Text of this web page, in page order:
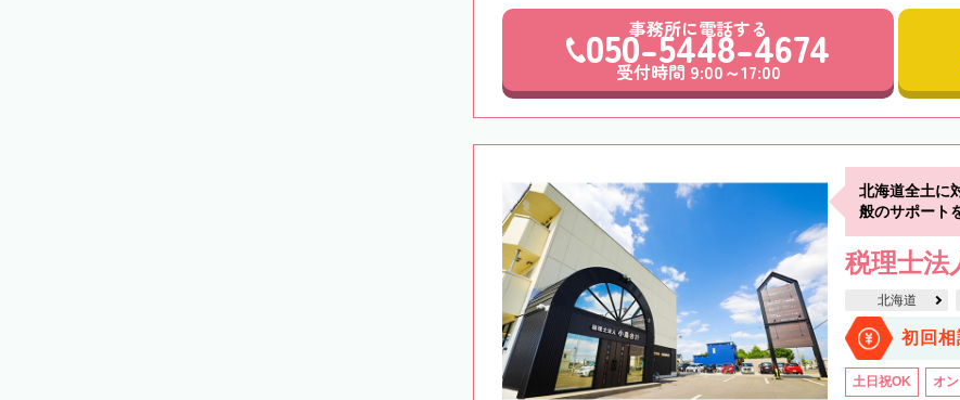
事務所に電話する
050-5448-4674
受付時間 9:00～17:00
北海道全土に
般のサポート
税理士
北海道
初回
土日祝OK オ